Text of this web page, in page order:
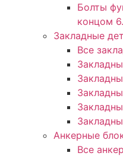
Болты
концом
Закладные
Все
Анкерные
Все